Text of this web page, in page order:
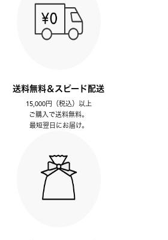
送料無料＆スピード配送
15,000円（税込）以上
ご購入で送料無料。
最短翌日にお届け。